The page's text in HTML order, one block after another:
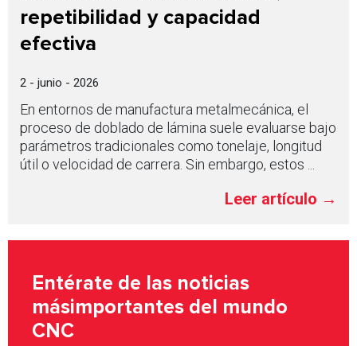
repetibilidad y capacidad
efectiva
2 - junio - 2026
En entornos de manufactura metalmecánica, el
proceso de doblado de lámina suele evaluarse bajo
parámetros tradicionales como tonelaje, longitud
útil o velocidad de carrera. Sin embargo, estos ...
Leer artículo →
Entérate de las noticias
másimportantes del mundo
CNC